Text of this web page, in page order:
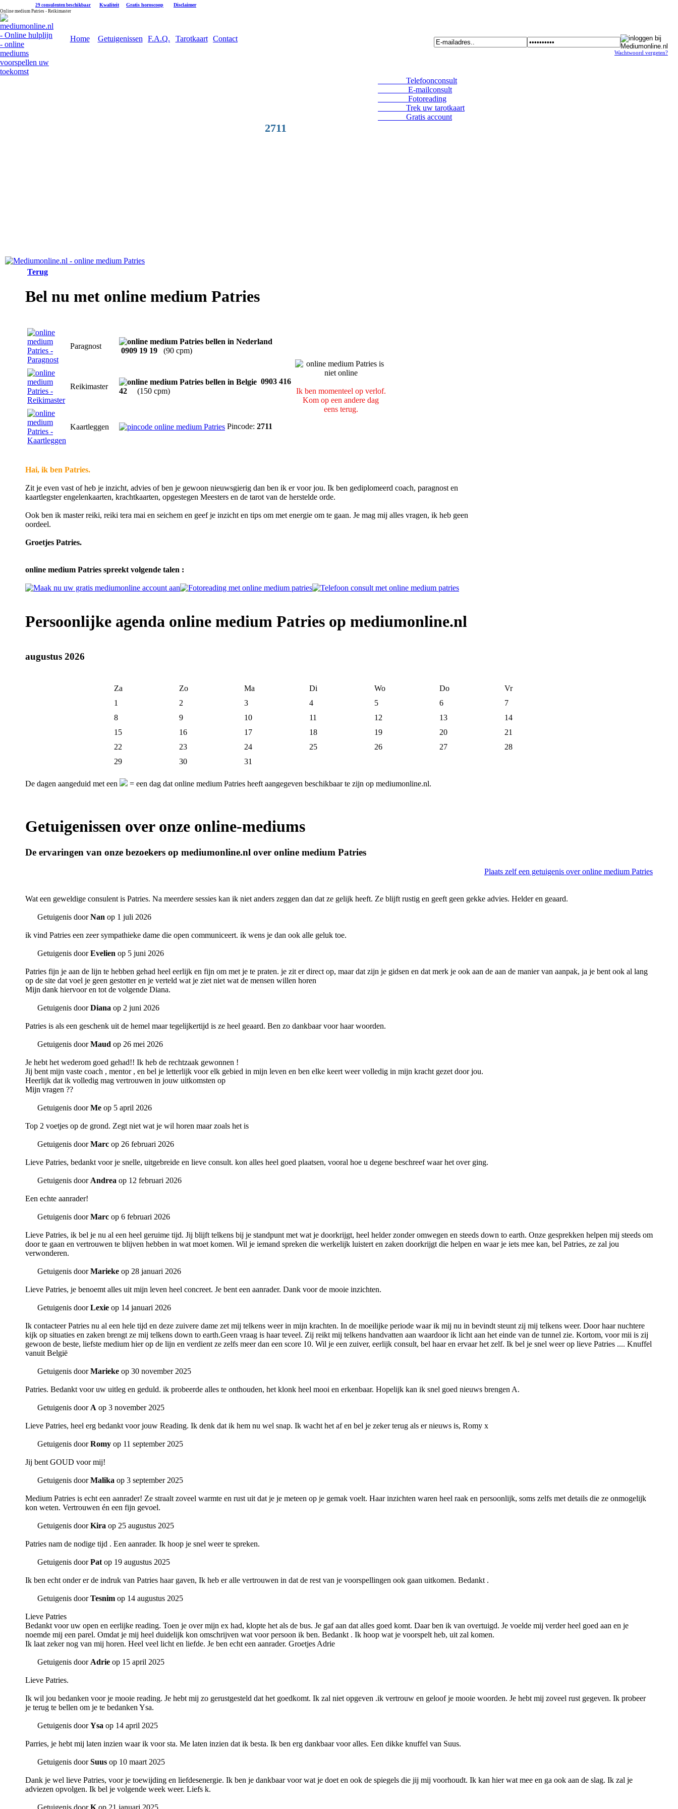
29 consulenten beschikbaar Kwaliteit Gratis horoscoop Disclaimer
Online medium Patries - Reikimaster
Home Getuigenissen F.A.Q. Tarotkaart Contact
Wachtwoord vergeten?
2711
Telefoonconsult
E-mailconsult
Fotoreading
Trek uw tarotkaart
Gratis account
Terug
Bel nu met online medium Patries
Paragnost
0909 19 19 (90 cpm)
Ik ben momenteel op verlof.
Kom op een andere dag
eens terug.
Reikimaster
0903 416
42
(150 cpm)
Kaartleggen Pincode: 2711
Hai, ik ben Patries.
Zit je even vast of heb je inzicht, advies of ben je gewoon nieuwsgierig dan ben ik er voor jou. Ik ben gediplomeerd coach, paragnost en
kaartlegster engelenkaarten, krachtkaarten, opgestegen Meesters en de tarot van de herstelde orde.
Ook ben ik master reiki, reiki tera mai en seichem en geef je inzicht en tips om met energie om te gaan. Je mag mij alles vragen, ik heb geen
oordeel.
Groetjes Patries.
online medium Patries spreekt volgende talen :
Persoonlijke agenda online medium Patries op mediumonline.nl
augustus 2026
Za Zo Ma Di Wo Do
Vr
1
2 3 4 5 6
7
8
9 10 11 12 13
14
15
16 17 18 19 20
21
22
23 24 25 26 27
28
29
30 31
De dagen aangeduid met een = een dag dat online medium Patries heeft aangegeven beschikbaar te zijn op mediumonline.nl.
Getuigenissen over onze online-mediums
De ervaringen van onze bezoekers op mediumonline.nl over online medium Patries
Plaats zelf een getuigenis over online medium Patries
Wat een geweldige consulent is Patries. Na meerdere sessies kan ik niet anders zeggen dan dat ze gelijk heeft. Ze blijft rustig en geeft geen gekke advies. Helder en geaard.
Getuigenis doorNan op 1 juli 2026
ik vind Patries een zeer sympathieke dame die open communiceert. ik wens je dan ook alle geluk toe.
Getuigenis doorEvelien op 5 juni 2026
Patries fijn je aan de lijn te hebben gehad heel eerlijk en fijn om met je te praten. je zit er direct op, maar dat zijn je gidsen en dat merk je ook aan de aan de manier van aanpak, ja je bent ook al lang
op de site dat voel je geen gestotter en je verteld wat je ziet niet wat de mensen willen horen
Mijn dank hiervoor en tot de volgende Diana.
Getuigenis doorDiana op 2 juni 2026
Patries is als een geschenk uit de hemel maar tegelijkertijd is ze heel geaard. Ben zo dankbaar voor haar woorden.
Getuigenis doorMaud op 26 mei 2026
Je hebt het wederom goed gehad!! Ik heb de rechtzaak gewonnen !
Jij bent mijn vaste coach , mentor , en bel je letterlijk voor elk gebied in mijn leven en ben elke keert weer volledig in mijn kracht gezet door jou.
Heerlijk dat ik volledig mag vertrouwen in jouw uitkomsten op
Mijn vragen ??
Getuigenis doorMe op 5 april 2026
Top 2 voetjes op de grond. Zegt niet wat je wil horen maar zoals het is
Getuigenis doorMarc op 26 februari 2026
Lieve Patries, bedankt voor je snelle, uitgebreide en lieve consult. kon alles heel goed plaatsen, vooral hoe u degene beschreef waar het over ging.
Getuigenis door Andrea op 12 februari 2026
Een echte aanrader!
Getuigenis doorMarc op 6 februari 2026
Lieve Patries, ik bel je nu al een heel geruime tijd. Jij blijft telkens bij je standpunt met wat je doorkrijgt, heel helder zonder omwegen en steeds down to earth. Onze gesprekken helpen mij steeds om
door te gaan en vertrouwen te blijven hebben in wat moet komen. Wil je iemand spreken die werkelijk luistert en zaken doorkrijgt die helpen en waar je iets mee kan, bel Patries, ze zal jou
verwonderen.
Getuigenis doorMarieke op 28 januari 2026
Lieve Patries, je benoemt alles uit mijn leven heel concreet. Je bent een aanrader. Dank voor de mooie inzichten.
Getuigenis doorLexie op 14 januari 2026
Ik contacteer Patries nu al een hele tijd en deze zuivere dame zet mij telkens weer in mijn krachten. In de moeilijke periode waar ik mij nu in bevindt steunt zij mij telkens weer. Door haar nuchtere
kijk op situaties en zaken brengt ze mij telkens down to earth.Geen vraag is haar teveel. Zij reikt mij telkens handvatten aan waardoor ik licht aan het einde van de tunnel zie. Kortom, voor mii is zij
gewoon de beste, liefste medium hier op de lijn en verdient ze zelfs meer dan een score 10. Wil je een zuiver, eerlijk consult, bel haar en ervaar het zelf. Ik bel je snel weer op lieve Patries .... Knuffel
vanuit België
Getuigenis doorMarieke op 30 november 2025
Patries. Bedankt voor uw uitleg en geduld. ik probeerde alles te onthouden, het klonk heel mooi en erkenbaar. Hopelijk kan ik snel goed nieuws brengen A.
Getuigenis door A op 3 november 2025
Lieve Patries, heel erg bedankt voor jouw Reading. Ik denk dat ik hem nu wel snap. Ik wacht het af en bel je zeker terug als er nieuws is, Romy x
Getuigenis doorRomy op 11 september 2025
Jij bent GOUD voor mij!
Getuigenis doorMalika op 3 september 2025
Medium Patries is echt een aanrader! Ze straalt zoveel warmte en rust uit dat je je meteen op je gemak voelt. Haar inzichten waren heel raak en persoonlijk, soms zelfs met details die ze onmogelijk
kon weten. Vertrouwen én een fijn gevoel.
Getuigenis doorKira op 25 augustus 2025
Patries nam de nodige tijd . Een aanrader. Ik hoop je snel weer te spreken.
Getuigenis doorPat op 19 augustus 2025
Ik ben echt onder er de indruk van Patries haar gaven, Ik heb er alle vertrouwen in dat de rest van je voorspellingen ook gaan uitkomen. Bedankt .
Getuigenis doorTesnim op 14 augustus 2025
Lieve Patries
Bedankt voor uw open en eerlijke reading. Toen je over mijn ex had, klopte het als de bus. Je gaf aan dat alles goed komt. Daar ben ik van overtuigd. Je voelde mij verder heel goed aan en je
noemde mij een parel. Omdat je mij heel duidelijk kon omschrijven wat voor persoon ik ben. Bedankt . Ik hoop wat je voorspelt heb, uit zal komen.
Ik laat zeker nog van mij horen. Heel veel licht en liefde. Je ben echt een aanrader. Groetjes Adrie
Getuigenis door Adrie op 15 april 2025
Lieve Patries.
Ik wil jou bedanken voor je mooie reading. Je hebt mij zo gerustgesteld dat het goedkomt. Ik zal niet opgeven .ik vertrouw en geloof je mooie woorden. Je hebt mij zoveel rust gegeven. Ik probeer
je terug te bellen om je te bedanken Ysa.
Getuigenis doorYsa op 14 april 2025
Parries, je hebt mij laten inzien waar ik voor sta. Me laten inzien dat ik besta. Ik ben erg dankbaar voor alles. Een dikke knuffel van Suus.
Getuigenis doorSuus op 10 maart 2025
Dank je wel lieve Patries, voor je toewijding en liefdesenergie. Ik ben je dankbaar voor wat je doet en ook de spiegels die jij mij voorhoudt. Ik kan hier wat mee en ga ook aan de slag. Ik zal je
adviezen opvolgen. Ik bel je volgende week weer. Liefs k.